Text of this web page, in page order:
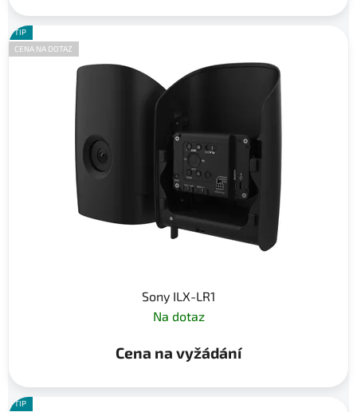
TIP
CENA NA DOTAZ
Sony ILX-LR1
Na dotaz
Cena na vyžádání
TIP